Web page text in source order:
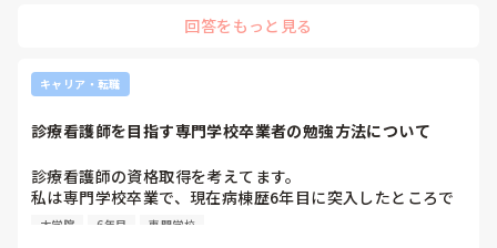
回答をもっと見る
キャリア・転職
診療看護師を目指す専門学校卒業者の勉強方法について
診療看護師の資格取得を考えてます。
私は専門学校卒業で、現在病棟歴6年目に突入したところで
す。
大学院 6年目 専門学校